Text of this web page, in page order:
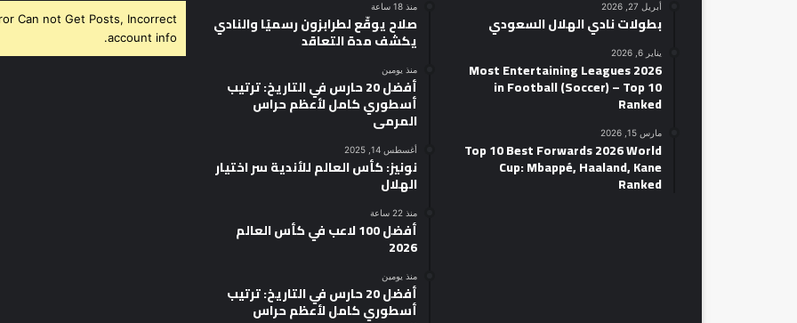
أبريل 27, 2026
بطولات نادي الهلال السعودي
يناير 6, 2026
2026 Most Entertaining Leagues
in Football (Soccer) – Top 10
Ranked
مارس 15, 2026
Top 10 Best Forwards 2026 World
Cup: Mbappé, Haaland, Kane
Ranked
منذ 18 ساعة
صلاح يوقّع لطرابزون رسميًا والنادي
يكشف مدة التعاقد
منذ يومين
أفضل 20 حارس في التاريخ: ترتيب
أسطوري كامل لأعظم حراس
المرمى
أغسطس 14, 2025
نونيز: كأس العالم للأندية سر اختيار
الهلال
منذ 22 ساعة
أفضل 100 لاعب في كأس العالم
2026
منذ يومين
أفضل 20 حارس في التاريخ: ترتيب
أسطوري كامل لأعظم حراس
Can not Get Posts, Incorrect
account info.